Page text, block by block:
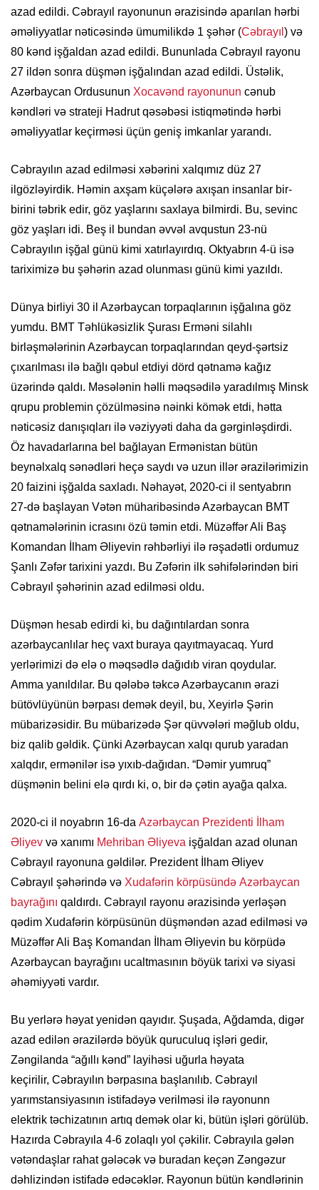
azad edildi. Cəbrayıl rayonunun ərazisində aparılan hərbi
əməliyyatlar nəticəsində ümumilikdə 1 şəhər (Cəbrayıl ) və
80 kənd işğaldan azad edildi. Bununlada Cəbrayıl rayonu
27 ildən sonra düşmən işğalından azad edildi. Üstəlik,
Azərbaycan Ordusunun Xocavənd rayonunun cənub
kəndləri və strateji Hadrut qəsəbəsi istiqmətində hərbi
əməliyyatlar keçirməsi üçün geniş imkanlar yarandı.
Cəbrayılın azad edilməsi xəbərini xalqımız düz 27
ilgözləyirdik. Həmin axşam küçələrə axışan insanlar bir-
birini təbrik edir, göz yaşlarını saxlaya bilmirdi. Bu, sevinc
göz yaşları idi. Beş il bundan əvvəl avqustun 23-nü
Cəbrayılın işğal günü kimi xatırlayırdıq. Oktyabrın 4-ü isə
tariximizə bu şəhərin azad olunması günü kimi yazıldı.
Dünya birliyi 30 il Azərbaycan torpaqlarının işğalına göz
yumdu. BMT Təhlükəsizlik Şurası Erməni silahlı
birləşmələrinin Azərbaycan torpaqlarından qeyd-şərtsiz
çıxarılması ilə bağlı qəbul etdiyi dörd qətnamə kağız
üzərində qaldı. Məsələnin həlli məqsədilə yaradılmış Minsk
qrupu problemin çözülməsinə nəinki kömək etdi, hətta
nəticəsiz danışıqları ilə vəziyyəti daha da gərginləşdirdi.
Öz havadarlarına bel bağlayan Ermənistan bütün
beynəlxalq sənədləri heçə saydı və uzun illər ərazilərimizin
20 faizini işğalda saxladı. Nəhayət, 2020-ci il sentyabrın
27-də başlayan Vətən müharibəsində Azərbaycan BMT
qətnamələrinin icrasını özü təmin etdi. Müzəffər Ali Baş
Komandan İlham Əliyevin rəhbərliyi ilə rəşadətli ordumuz
Şanlı Zəfər tarixini yazdı. Bu Zəfərin ilk səhifələrindən biri
Cəbrayıl şəhərinin azad edilməsi oldu.
Düşmən hesab edirdi ki, bu dağıntılardan sonra
azərbaycanlılar heç vaxt buraya qayıtmayacaq. Yurd
yerlərimizi də elə o məqsədlə dağıdıb viran qoydular.
Amma yanıldılar. Bu qələbə təkcə Azərbaycanın ərazi
bütövlüyünün bərpası demək deyil, bu, Xeyirlə Şərin
mübarizəsidir. Bu mübarizədə Şər qüvvələri məğlub oldu,
biz qalib gəldik. Çünki Azərbaycan xalqı qurub yaradan
xalqdır, ermənilər isə yıxıb-dağıdan. “Dəmir yumruq”
düşmənin belini elə qırdı ki, o, bir də çətin ayağa qalxa.
2020-ci il noyabrın 16-da Azərbaycan Prezidenti
İlham
Əliyev və xanımı Mehriban Əliyeva işğaldan azad olunan
Cəbrayıl rayonuna gəldilər. Prezident İlham Əliyev
Cəbrayıl şəhərində və Xudafərin körpüsündə Azərbaycan
bayrağını qaldırdı. Cəbrayıl rayonu ərazisində yerləşən
qədim Xudafərin körpüsünün düşməndən azad edilməsi və
Müzəffər Ali Baş Komandan İlham Əliyevin bu körpüdə
Azərbaycan bayrağını ucaltmasının böyük tarixi və siyasi
əhəmiyyəti vardır.
Bu yerlərə həyat yenidən qayıdır. Şuşada, Ağdamda, digər
azad edilən ərazilərdə böyük quruculuq işləri gedir,
Zəngilanda “ağıllı kənd” layihəsi uğurla həyata
keçirilir, Cəbrayılın bərpasına başlanılıb. Cəbrayıl
yarımstansiyasının istifadəyə verilməsi ilə rayonunn
elektrik təchizatının artıq demək olar ki, bütün işləri görülüb.
Hazırda Cəbrayıla 4-6 zolaqlı yol çəkilir. Cəbrayıla gələn
vətəndaşlar rahat gələcək və buradan keçən Zəngəzur
dəhlizindən istifadə edəcəklər. Rayonun bütün kəndlərinin